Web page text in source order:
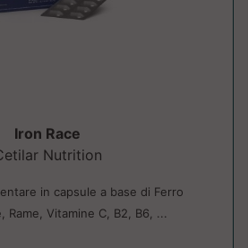
Iron Race
Nutrition
in capsule a base di Ferro
Rame, Vitamine C, B2, B6, ...